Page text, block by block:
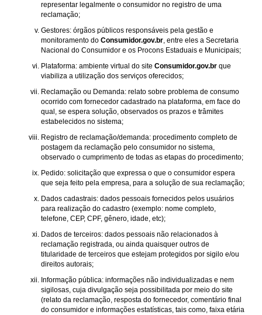
representar legalmente o consumidor no registro de uma
reclamação;
Gestores: órgãos públicos responsáveis pela gestão e
monitoramento do Consumidor.gov.br, entre eles a Secretaria
Nacional do Consumidor e os Procons Estaduais e Municipais;
Plataforma: ambiente virtual do site Consumidor.gov.br que
viabiliza a utilização dos serviços oferecidos;
Reclamação ou Demanda: relato sobre problema de consumo
ocorrido com fornecedor cadastrado na plataforma, em face do
qual, se espera solução, observados os prazos e trâmites
estabelecidos no sistema;
Registro de reclamação/demanda: procedimento completo de
postagem da reclamação pelo consumidor no sistema,
observado o cumprimento de todas as etapas do procedimento;
Pedido: solicitação que expressa o que o consumidor espera
que seja feito pela empresa, para a solução de sua reclamação;
Dados cadastrais: dados pessoais fornecidos pelos usuários
para realização do cadastro (exemplo: nome completo,
telefone, CEP, CPF, gênero, idade, etc);
Dados de terceiros: dados pessoais não relacionados à
reclamação registrada, ou ainda quaisquer outros de
titularidade de terceiros que estejam protegidos por sigilo e/ou
direitos autorais;
Informação pública: informações não individualizadas e nem
sigilosas, cuja divulgação seja possibilitada por meio do site
(relato da reclamação, resposta do fornecedor, comentário final
do consumidor e informações estatísticas, tais como, faixa etária